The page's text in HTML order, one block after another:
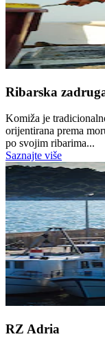
Ribarska
Komiža je
orijentirana prema
po svojim ribarima...
Saznajte više
RZ Adria